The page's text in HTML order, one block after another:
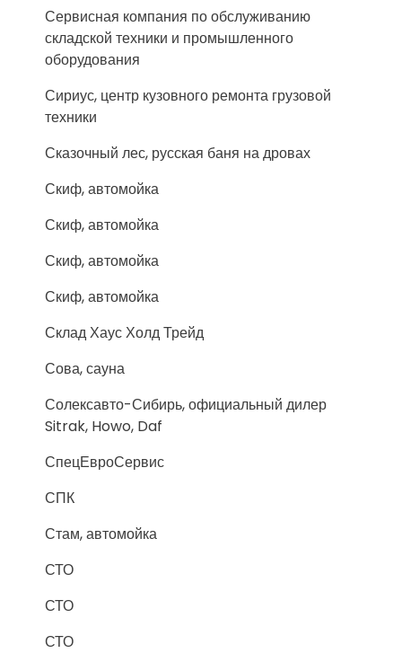
Сервисная компания по обслуживанию
складской техники и промышленного
оборудования
Сириус, центр кузовного ремонта грузовой
техники
Сказочный лес, русская баня на дровах
Скиф, автомойка
Скиф, автомойка
Скиф, автомойка
Скиф, автомойка
Склад Хаус Холд Трейд
Сова, сауна
Солексавто-Сибирь, официальный дилер
Sitrak, Howo, Daf
СпецЕвроСервис
СПК
Стам, автомойка
СТО
СТО
СТО